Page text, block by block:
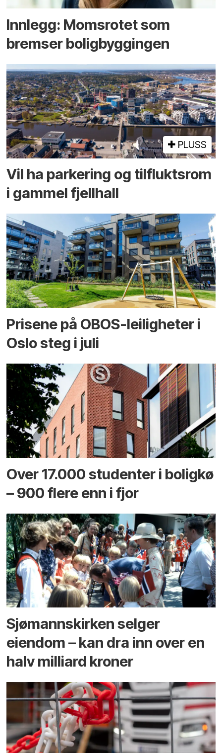
Innlegg: Moms­rotet som
bremser bolig­byggingen
PLUSS
Vil ha parkering og tilflukts­rom
i gammel fjellhall
Prisene på OBOS-leiligheter i
Oslo steg i juli
Over 17.000 studenter i boligkø
– 900 flere enn i fjor
Sjømannskirken selger
eiendom – kan dra inn over en
halv milliard kroner